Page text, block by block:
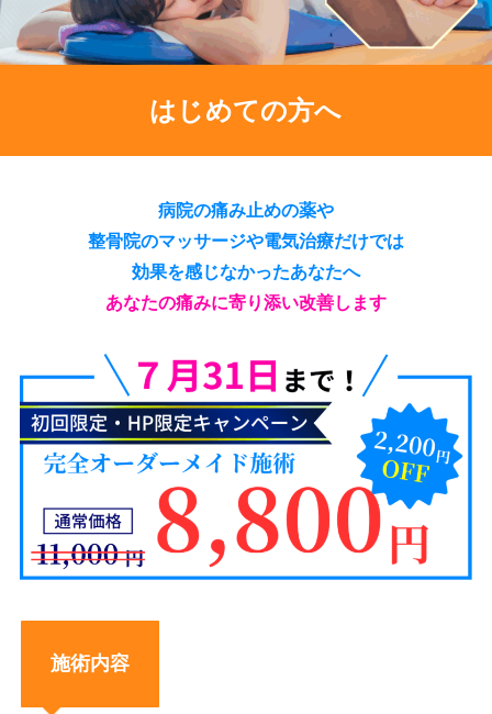
はじめての方へ
病院の痛み止めの薬や
整骨院のマッサージや電気治療だけでは
効果を感じなかったあなたへ
あなたの痛みに寄り添い改善します
施術内容